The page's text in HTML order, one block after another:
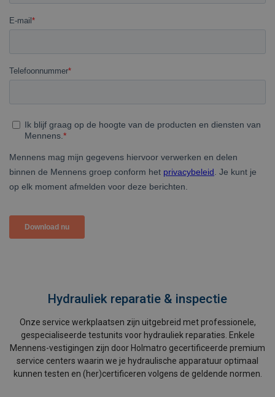
Hydrauliek reparatie & inspectie
Onze service werkplaatsen zijn uitgebreid met professionele,
gespecialiseerde testunits voor hydrauliek reparaties. Enkele
Mennens-vestigingen zijn door Holmatro gecertificeerde premium
service centers waarin we je hydraulische apparatuur optimaal
kunnen testen en (her)certificeren volgens de geldende normen.